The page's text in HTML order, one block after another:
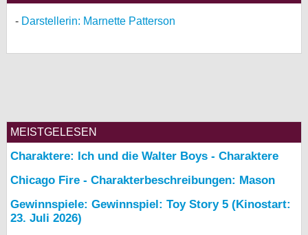
Darstellerin: Marnette Patterson
MEISTGELESEN
Charaktere: Ich und die Walter Boys - Charaktere
Chicago Fire - Charakterbeschreibungen: Mason
Gewinnspiele: Gewinnspiel: Toy Story 5 (Kinostart:
23. Juli 2026)